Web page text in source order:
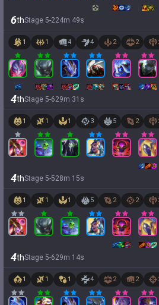
6thStage 5-224m 49s
1 1 4 4 2 2
4thStage 5-629m 31 s
1 1 1 3 5 2
4thStage 5-528m 15s
1 1 1 5 2 2
4thStage 5-629m 14s
1 1 1 4 2 2